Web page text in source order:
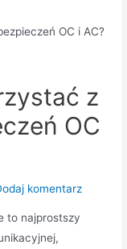
OC i AC?
z
OC
komentarz
to najprostszy